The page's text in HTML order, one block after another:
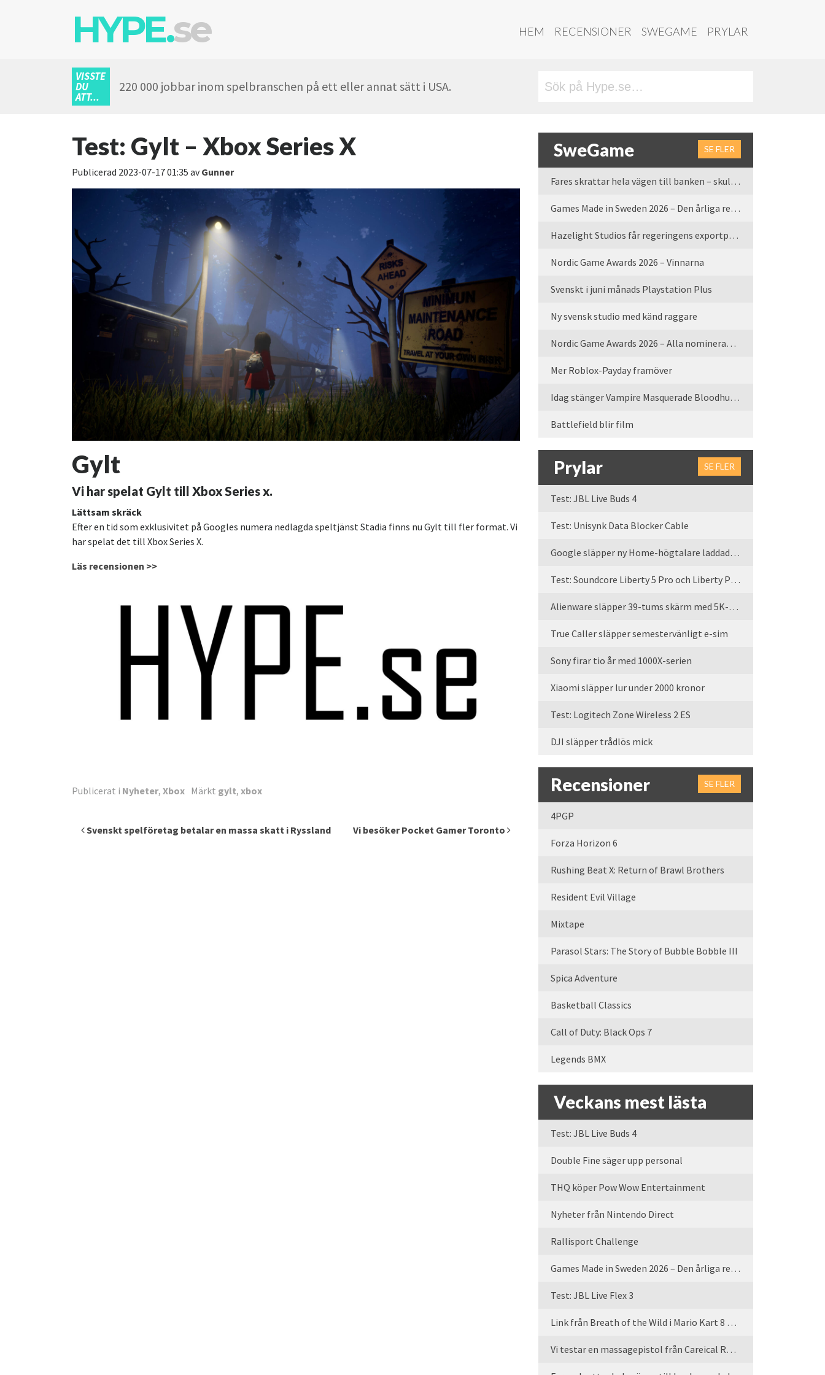
HYPE.se HEM RECENSIONER SWEGAME PRYLAR
VISSTE
DU
ATT...
220 000 jobbar inom spelbranschen på ett eller annat sätt i USA.
Test: Gylt – Xbox Series X
Publicerad 2023-07-17 01:35 avGunner
Gylt
Vi har spelat Gylt till Xbox Series x.
Lättsam skräck
Efter en tid som exklusivitet på Googles numera nedlagda speltjänst Stadia finns nu Gylt till fler format. Vi
har spelat det till Xbox Series X.
Läs recensionen >>
Publicerat i Nyheter, Xbox Märkt gylt, xbox
Inläggsnavigering
Svenskt spelföretag betalar en massa skatt i Ryssland Vi besöker Pocket Gamer Toronto
SweGame SE FLER
Fares skrattar hela vägen till banken – skulle vi tro
Games Made in Sweden 2026 – Den årliga rean är tillbaka
Hazelight Studios får regeringens exportpris 2025
Nordic Game Awards 2026 – Vinnarna
Svenskt i juni månads Playstation Plus
Ny svensk studio med känd raggare
Nordic Game Awards 2026 – Alla nominerade spel
Mer Roblox-Payday framöver
Idag stänger Vampire Masquerade Bloodhunt servrarna
Battlefield blir film
Prylar SE FLER
Test: JBL Live Buds 4
Test: Unisynk Data Blocker Cable
Google släpper ny Home-högtalare laddad med Gemini
Test: Soundcore Liberty 5 Pro och Liberty Pro Max
Alienware släpper 39-tums skärm med 5K-upplösning
True Caller släpper semestervänligt e-sim
Sony firar tio år med 1000X-serien
Xiaomi släpper lur under 2000 kronor
Test: Logitech Zone Wireless 2 ES
DJI släpper trådlös mick
Recensioner SE FLER
4PGP
Forza Horizon 6
Rushing Beat X: Return of Brawl Brothers
Resident Evil Village
Mixtape
Parasol Stars: The Story of Bubble Bobble III
Spica Adventure
Basketball Classics
Call of Duty: Black Ops 7
Legends BMX
Veckans mest lästa
Test: JBL Live Buds 4
Double Fine säger upp personal
THQ köper Pow Wow Entertainment
Nyheter från Nintendo Direct
Rallisport Challenge
Games Made in Sweden 2026 – Den årliga rean är tillbaka
Test: JBL Live Flex 3
Link från Breath of the Wild i Mario Kart 8 Deluxe
Vi testar en massagepistol från Careical Recovery